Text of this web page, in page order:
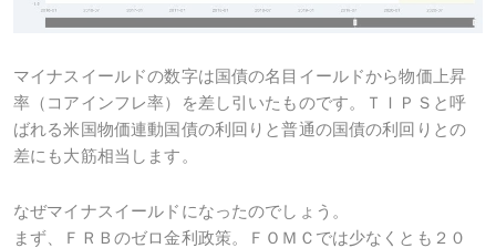
マイナスイールドの数字は国債の名目イールドから物価上昇
率（コアインフレ率）を差し引いたものです。ＴＩＰＳと呼
ばれる米国物価連動国債の利回りと普通の国債の利回りとの
差にも大筋相当します。
なぜマイナスイールドになったのでしょう。
まず、ＦＲＢのゼロ金利政策。ＦＯＭＣでは少なくとも２０